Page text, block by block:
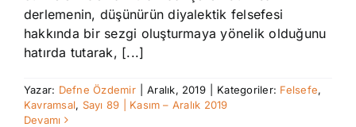
derlemenin, düşünürün diyalektik felsefesi
hakkında bir sezgi oluşturmaya yönelik olduğunu
hatırda tutarak, [...]
Yazar: Defne Özdemir Aralık, 2019 Kategoriler: Felsefe,
Kavramsal, Sayı 89 | Kasım – Aralık 2019
Devamı